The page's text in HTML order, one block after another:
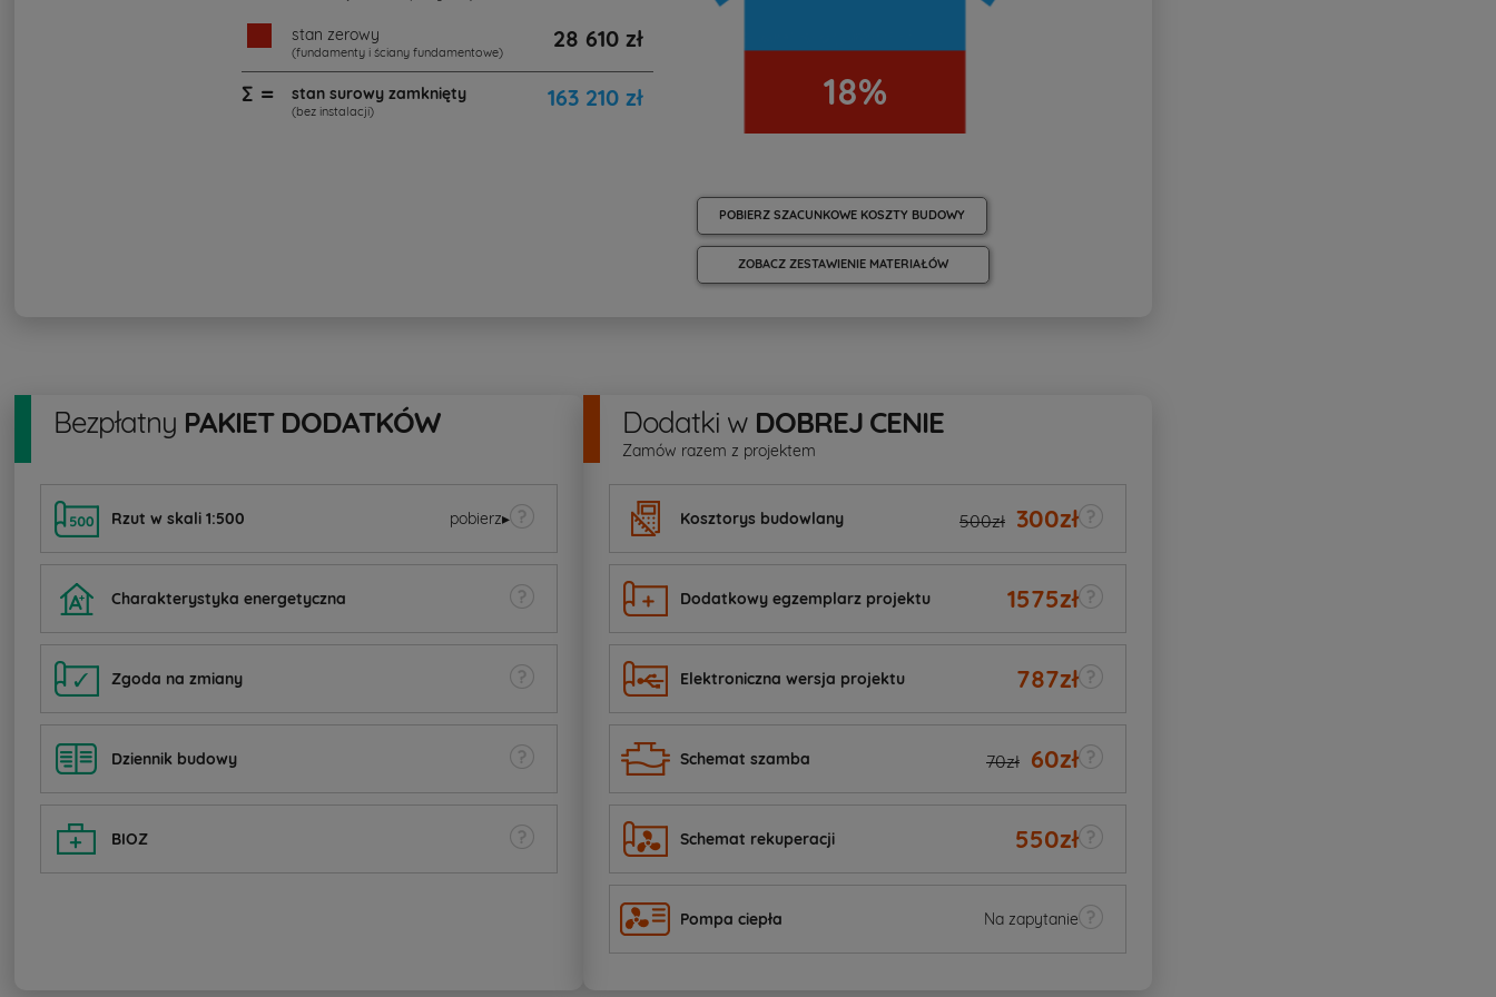
18%
stan zerowy
(fundamenty i ściany fundamentowe)
28 610 zł
∑ =
stan surowy zamknięty
(bez instalacji) 163 210 zł
POBIERZ SZACUNKOWE KOSZTY BUDOWY
ZOBACZ ZESTAWIENIE MATERIAŁÓW
Bezpłatny PAKIET DODATKÓW
Rzut w skali 1:500 pobierz▸
Charakterystyka energetyczna
Zgoda na zmiany
Dziennik budowy
BIOZ
Dodatki w DOBREJ CENIE
Zamów razem z projektem
Kosztorys budowlany 500zł 300zł
Dodatkowy egzemplarz projektu 1575zł
Elektroniczna wersja projektu 787zł
Schemat szamba 70zł 60zł
Schemat rekuperacji 550zł
Pompa ciepła Na zapytanie